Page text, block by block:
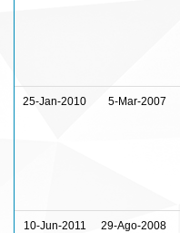
25-Jan-2010 5-Mar-2007
10-Jun-2011 29-Ago-2008